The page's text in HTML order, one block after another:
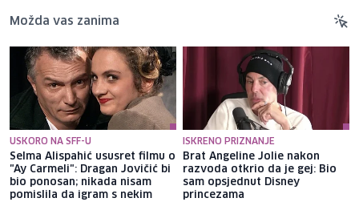
Možda vas zanima
USKORO NA SFF-U
Selma Alispahić ususret filmu o
"Ay Carmeli": Dragan Jovičić bi
bio ponosan; nikada nisam
pomislila da igram s nekim
ISKRENO PRIZNANJE
Brat Angeline Jolie nakon
razvoda otkrio da je gej: Bio
sam opsjednut Disney
princezama